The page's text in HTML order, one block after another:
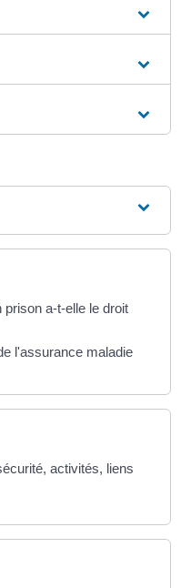
prison a-t-elle le droit
l'assurance maladie
activités, liens